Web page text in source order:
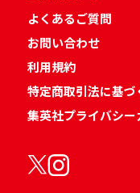
よくあるご質問
お問い合わせ
利用規約
特定商取引法に基づ
集英社プライバシ